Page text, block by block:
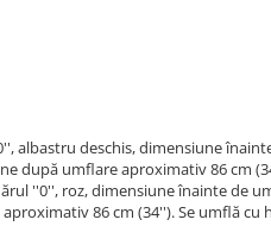
albastru deschis, dimensiune
după umflare aproximativ 86 cm
''0'', roz, dimensiune înainte de
86 cm (34''). Se umflă cu